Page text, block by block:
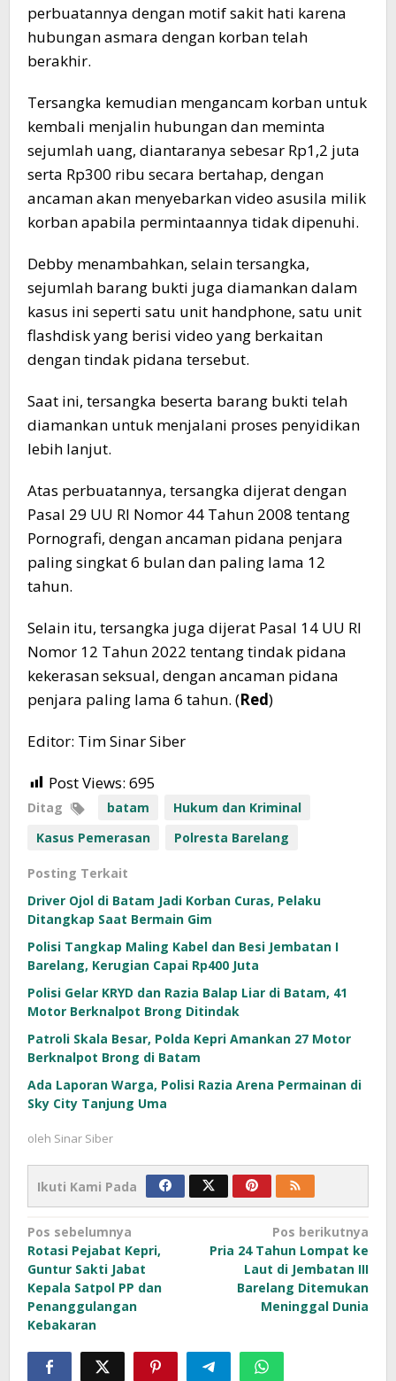
perbuatannya dengan motif sakit hati karena
hubungan asmara dengan korban telah
berakhir.
Tersangka kemudian mengancam korban untuk
kembali menjalin hubungan dan meminta
sejumlah uang, diantaranya sebesar Rp1,2 juta
serta Rp300 ribu secara bertahap, dengan
ancaman akan menyebarkan video asusila milik
korban apabila permintaannya tidak dipenuhi.
Debby menambahkan, selain tersangka,
sejumlah barang bukti juga diamankan dalam
kasus ini seperti satu unit handphone, satu unit
flashdisk yang berisi video yang berkaitan
dengan tindak pidana tersebut.
Saat ini, tersangka beserta barang bukti telah
diamankan untuk menjalani proses penyidikan
lebih lanjut.
Atas perbuatannya, tersangka dijerat dengan
Pasal 29 UU RI Nomor 44 Tahun 2008 tentang
Pornografi, dengan ancaman pidana penjara
paling singkat 6 bulan dan paling lama 12
tahun.
Selain itu, tersangka juga dijerat Pasal 14 UU RI
Nomor 12 Tahun 2022 tentang tindak pidana
kekerasan seksual, dengan ancaman pidana
penjara paling lama 6 tahun. (Red)
Editor: Tim Sinar Siber
Post Views: 695
Ditag batam
Hukum dan Kriminal
Kasus Pemerasan
Polresta Barelang
Posting Terkait
Driver Ojol di Batam Jadi Korban Curas, Pelaku
Ditangkap Saat Bermain Gim
Polisi Tangkap Maling Kabel dan Besi Jembatan I
Barelang, Kerugian Capai Rp400 Juta
Polisi Gelar KRYD dan Razia Balap Liar di Batam, 41
Motor Berknalpot Brong Ditindak
Patroli Skala Besar, Polda Kepri Amankan 27 Motor
Berknalpot Brong di Batam
Ada Laporan Warga, Polisi Razia Arena Permainan di
Sky City Tanjung Uma
oleh Sinar Siber
Ikuti Kami Pada
Navigasi
pos
Pos sebelumnya
Rotasi Pejabat Kepri,
Guntur Sakti Jabat
Kepala Satpol PP dan
Penanggulangan
Kebakaran
Pos berikutnya
Pria 24 Tahun Lompat ke
Laut di Jembatan III
Barelang Ditemukan
Meninggal Dunia